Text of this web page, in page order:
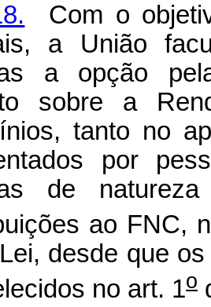
Com o
a União
a opção
sobre a
tanto no
por
de
ao FNC,
desde que
no art. 1o